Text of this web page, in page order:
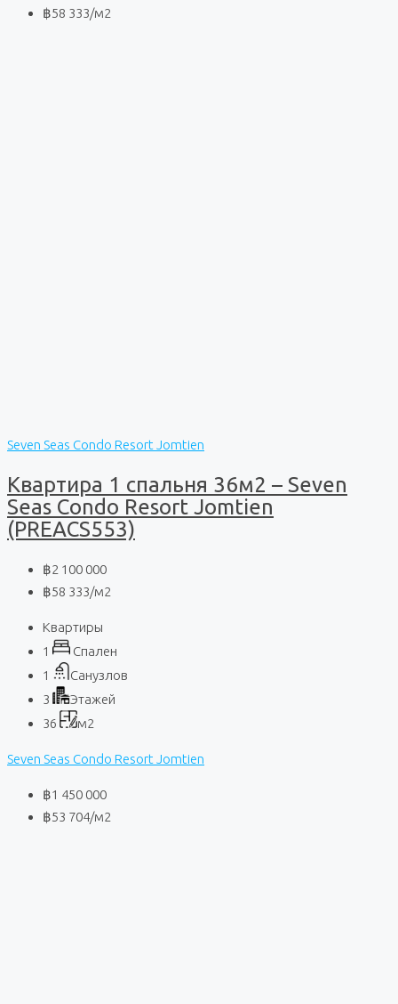
฿58 333/м2
Seven Seas Condo Resort Jomtien
Квартира 1 спальня 36м2 – Seven
Seas Condo Resort Jomtien
(PREACS553)
฿2 100 000
฿58 333/м2
Квартиры
1
Спален
1
Санузлов
3
Этажей
36
м2
Seven Seas Condo Resort Jomtien
฿1 450 000
฿53 704/м2